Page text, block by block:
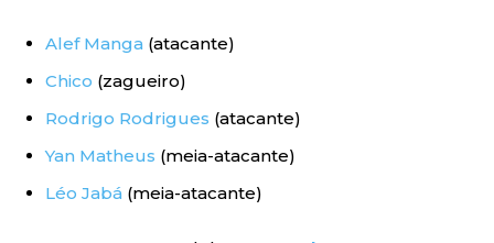
Alef Manga (atacante)
Chico (zagueiro)
Rodrigo Rodrigues (atacante)
Yan Matheus (meia-atacante)
Léo Jabá (meia-atacante)